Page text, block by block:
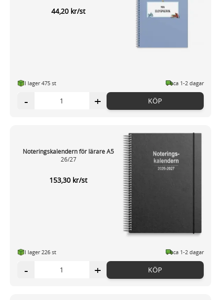
44,20 kr/st
I lager 475 st ca 1-2 dagar
- + KÖP
Noteringskalendern för lärare A5
26/27
153,30 kr/st
I lager 226 st ca 1-2 dagar
- + KÖP